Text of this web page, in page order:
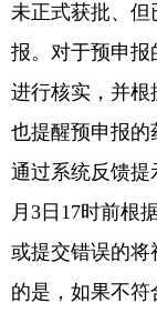
未正式获批、但
报。对于预申报
进行核实，并
也提醒预申报
通过系统反馈提
月3日17时前根
或提交错误的将
的是，如果不符